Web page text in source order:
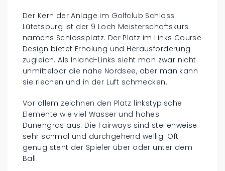
Der Kern der Anlage im Golfclub Schloss
Lütetsburg ist der 9 Loch Meisterschaftskurs
namens Schlossplatz. Der Platz im Links Course
Design bietet Erholung und Herausforderung
zugleich. Als Inland-Links sieht man zwar nicht
unmittelbar die nahe Nordsee, aber man kann
sie riechen und in der Luft schmecken.
Vor allem zeichnen den Platz linkstypische
Elemente wie viel Wasser und hohes
Dünengras aus. Die Fairways sind stellenweise
sehr schmal und durchgehend wellig. Oft
genug steht der Spieler über oder unter dem
Ball.